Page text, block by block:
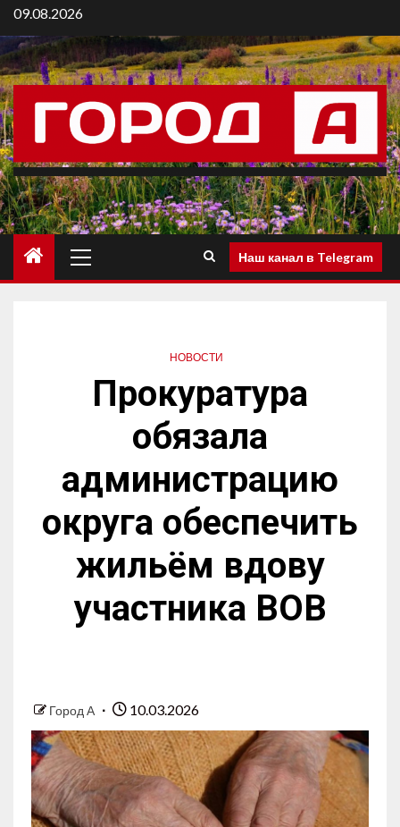
09.08.2026
Наш канал в Telegram
НОВОСТИ
Прокуратура
обязала
администрацию
округа обеспечить
жильём вдову
участника ВОВ
Город А 10.03.2026